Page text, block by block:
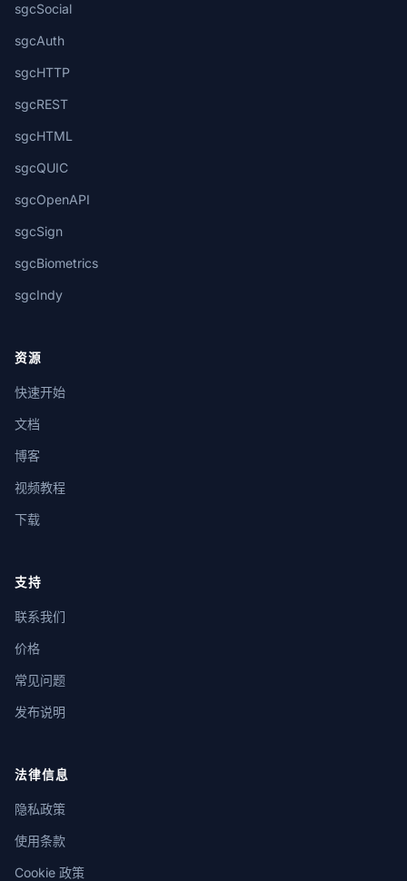
sgcSocial
sgcAuth
sgcHTTP
sgcREST
sgcHTML
sgcQUIC
sgcOpenAPI
sgcSign
sgcBiometrics
sgcIndy
资源
快速开始
文档
博客
视频教程
下载
支持
联系我们
价格
常见问题
发布说明
法律信息
隐私政策
使用条款
Cookie 政策